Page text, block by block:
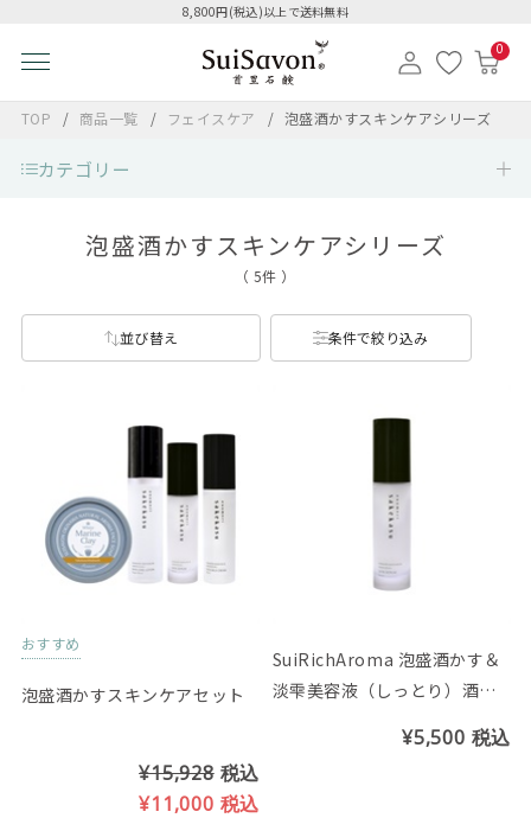
8,800円(税込)以上で送料無料
0
TOP 商品一覧 フェイスケア 泡盛酒かすスキンケアシリーズ
カテゴリー
泡盛酒かすスキンケアシリーズ
（ 5件 ）
並び替え 条件で絞り込み
おすすめ
泡盛酒かすスキンケアセット
¥15,928 税込
¥11,000 税込
SuiRichAroma 泡盛酒かす＆
淡雫美容液（しっとり）酒か
¥5,500 税込